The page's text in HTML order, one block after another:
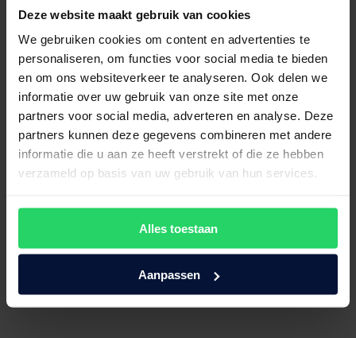
Deze website maakt gebruik van cookies
We gebruiken cookies om content en advertenties te
personaliseren, om functies voor social media te bieden
en om ons websiteverkeer te analyseren. Ook delen we
informatie over uw gebruik van onze site met onze
partners voor social media, adverteren en analyse. Deze
partners kunnen deze gegevens combineren met andere
informatie die u aan ze heeft verstrekt of die ze hebben
verzameld op basis van uw gebruik van hun services.
Alles toestaan
Aanpassen
Maak een afspraak!
Bezoek onze showroom!